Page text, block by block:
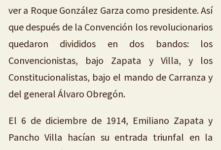
ver a Roque González Garza como presidente. Así
que después de la Convención los revolucionarios
quedaron divididos en dos bandos: los
Convencionistas, bajo Zapata y Villa, y los
Constitucionalistas, bajo el mando de Carranza y
del general Álvaro Obregón.
El 6 de diciembre de 1914, Emiliano Zapata y
Pancho Villa hacían su entrada triunfal en la